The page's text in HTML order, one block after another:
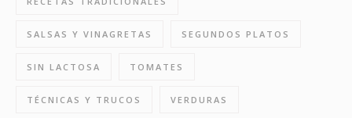
SALSAS Y VINAGRETAS SEGUNDOS PLATOS
SIN LACTOSA TOMATES
TÉCNICAS Y TRUCOS VERDURAS